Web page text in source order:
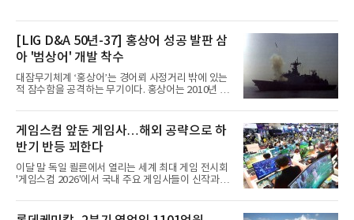
[LIG D&A 50년-37] 홍상어 성공 발판 삼
아 '범상어' 개발 착수
대잠무기체계 ‘홍상어’는 경어뢰 사정거리 밖에 있는
적 잠수함을 공격하는 무기이다. 홍상어는 2010년 넥
이뤄졌다. 이후 2012년 한국형 구축함(KDX-1) 이상
의 함정에 실전 배치됐다.그해 7월 해군은 동해상에서
성능 검증을 위해 홍상어 시험발사를 실시했다. 이때
홍상어가 목표 지점에서 입수한 후 표적을 타격하지
못하고 물속에서 멈춰버리는 예상 밖의 일이 벌어졌
다. 2차 품질확인 사격 시험에서도 만족스러운 결과를
얻지 못했다. 완벽한 신뢰성 확보를 위해 LIG넥스원은
게임스컴 앞둔 게임사…해외 공략으로 하
반기 반등 꾀한다
이달 말 독일 쾰른에서 열리는 세계 최대 게임 전시회
'게임스컴 2026'에서 국내 주요 게임사들이 신작과 글
체별로 엇갈린 가운데 하반기 신작 흥행과 해외 시장
성과가 실적을 좌우할 핵심 변수로 떠오르고 있다.8일